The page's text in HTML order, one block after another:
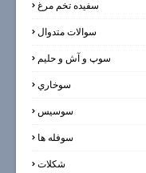
سفيده تخم مرغ
سوالات متدوال
سوپ و آش و حليم
سوخاري
سوسيس
سوفله ها
شکلات